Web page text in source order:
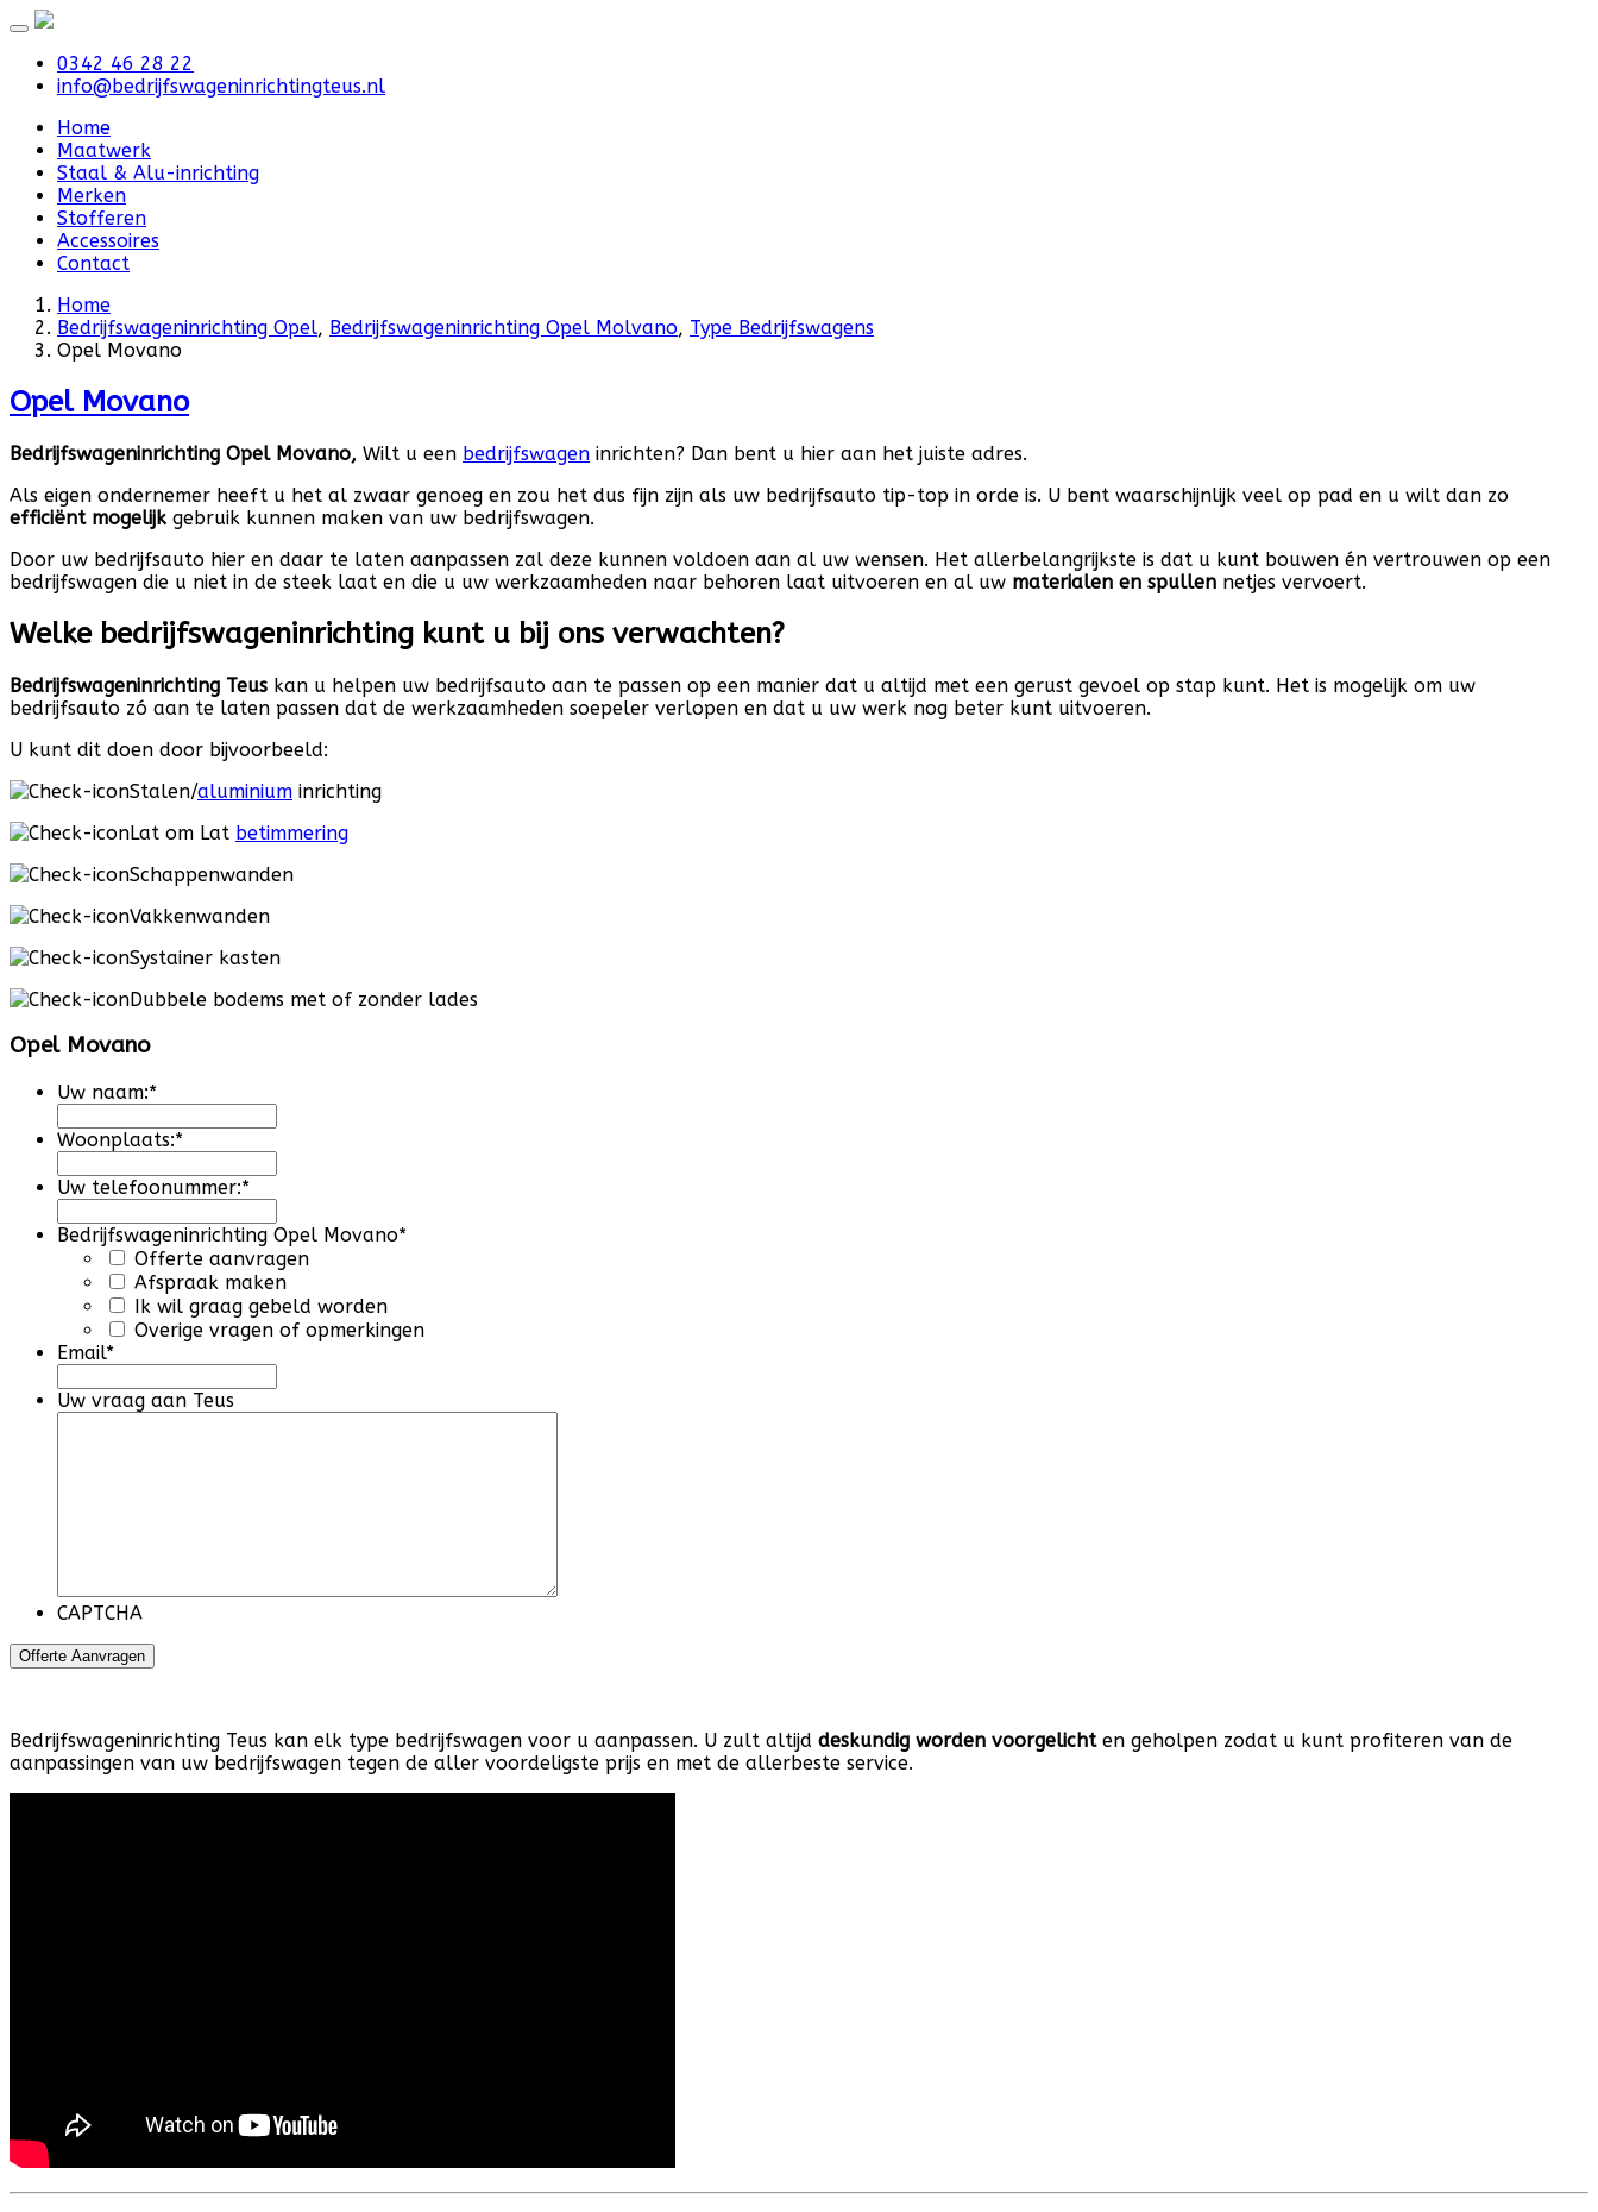
0342 46 28 22
info@bedrijfswageninrichtingteus.nl
Home
Maatwerk
Staal & Alu-inrichting
Merken
Stofferen
Accessoires
Contact
Home
Bedrijfswageninrichting Opel, Bedrijfswageninrichting Opel Molvano, Type Bedrijfswagens
Opel Movano
Opel Movano
Bedrijfswageninrichting Opel Movano, Wilt u een bedrijfswagen inrichten? Dan bent u hier aan het juiste adres.
Als eigen ondernemer heeft u het al zwaar genoeg en zou het dus fijn zijn als uw bedrijfsauto tip-top in orde is. U bent waarschijnlijk veel op pad en u wilt dan zo
efficiënt mogelijk gebruik kunnen maken van uw bedrijfswagen.
Door uw bedrijfsauto hier en daar te laten aanpassen zal deze kunnen voldoen aan al uw wensen. Het allerbelangrijkste is dat u kunt bouwen én vertrouwen op een
bedrijfswagen die u niet in de steek laat en die u uw werkzaamheden naar behoren laat uitvoeren en al uw materialen en spullen netjes vervoert.
Welke bedrijfswageninrichting kunt u bij ons verwachten?
Bedrijfswageninrichting Teus kan u helpen uw bedrijfsauto aan te passen op een manier dat u altijd met een gerust gevoel op stap kunt. Het is mogelijk om uw
bedrijfsauto zó aan te laten passen dat de werkzaamheden soepeler verlopen en dat u uw werk nog beter kunt uitvoeren.
U kunt dit doen door bijvoorbeeld:
Stalen/aluminium inrichting
Lat om Lat betimmering
Schappenwanden
Vakkenwanden
Systainer kasten
Dubbele bodems met of zonder lades
Opel Movano
Uw naam:*
Woonplaats:*
Uw telefoonummer:*
Bedrijfswageninrichting Opel Movano*
Offerte aanvragen
Afspraak maken
Ik wil graag gebeld worden
Overige vragen of opmerkingen
Email*
Uw vraag aan Teus
CAPTCHA
Bedrijfswageninrichting Teus kan elk type bedrijfswagen voor u aanpassen. U zult altijd deskundig worden voorgelichten geholpen zodat u kunt profiteren van de
aanpassingen van uw bedrijfswagen tegen de aller voordeligste prijs en met de allerbeste service.